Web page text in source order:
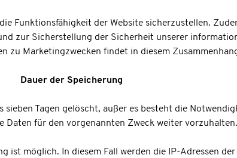
Funktionsfähigkeit der Website sicherzustellen.
zur Sicherstellung der Sicherheit unserer
zu Marketingzwecken findet in diesem
Dauer der Speicherung
sieben Tagen gelöscht, außer es besteht die
Daten für den vorgenannten Zweck weiter vorzuhalten.
ist möglich. In diesem Fall werden die IP-Adressen